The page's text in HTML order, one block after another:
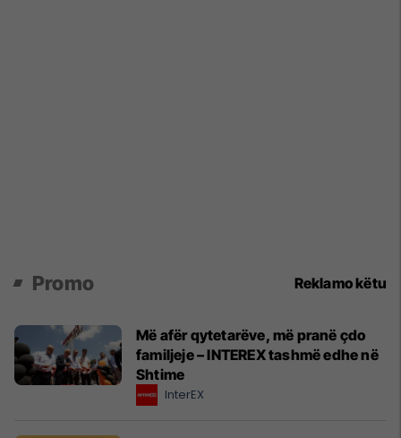
Promo Reklamo këtu
Më afër qytetarëve, më pranë çdo
familjeje – INTEREX tashmë edhe në
Shtime
InterEX